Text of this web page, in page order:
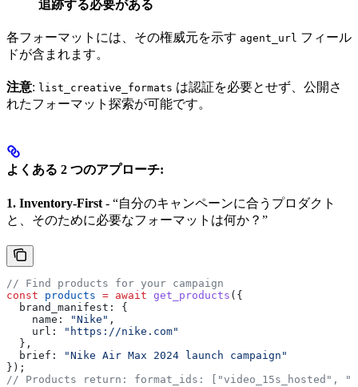
追跡する必要がある
各フォーマットには、その権威元を示す agent_url フィール
ドが含まれます。
注意: list_creative_formats は認証を必要とせず、公開さ
れたフォーマット探索が可能です。
よくある 2 つのアプローチ:
1. Inventory-First- “自分のキャンペーンに合うプロダクト
と、そのために必要なフォーマットは何か？”
// Find products for your campaign
const products = await get_products ({
  brand_manifest:
{
    name:
"Nike" ,
    url:
"https://nike.com"
  },
  brief:
"Nike Air Max 2024 launch campaign"
});
// Products return: format_ids: ["video_15s_hosted",